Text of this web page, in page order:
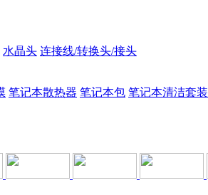
水晶头 连接线/转换头/接头
笔记本散热器 笔记本包 笔记本清洁套装